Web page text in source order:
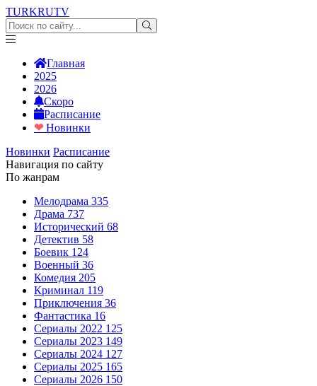
TURKRUTV
Главная
2025
2026
Скоро
Расписание
❤Новинки
Новинки Расписание
Навигация по сайту
По жанрам
Мелодрама 335
Драма 737
Исторический 68
Детектив 58
Боевик 124
Военный 36
Комедия 205
Криминал 119
Приключения 36
Фантастика 16
Сериалы 2022 125
Сериалы 2023 149
Сериалы 2024 127
Сериалы 2025 165
Сериалы 2026 150